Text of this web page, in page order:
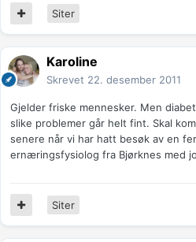
Siter
Karoline
Skrevet 22. desember 2011
Gjelder friske mennesker. Men
slike problemer går helt fint. Skal
senere når vi har hatt besøk av en
ernæringsfysiolog fra Bjørknes med
Siter